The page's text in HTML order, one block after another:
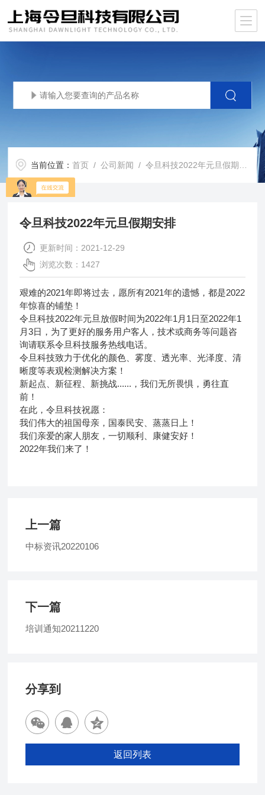
当前位置：首页 /公司新闻 / 令旦科技2022年元旦假期安排
令旦科技2022年元旦假期安排
更新时间：2021-12-29
浏览次数：1427
艰难的2021年即将过去，愿所有2021年的遗憾，都是2022
年惊喜的铺垫！
令旦科技2022年元旦放假时间为2022年1月1日至2022年1
月3日，为了更好的服务用户客人，技术或商务等问题咨
询请联系令旦科技服务热线电话。
令旦科技致力于优化的颜色、雾度、透光率、光泽度、清
晰度等表观检测解决方案！
新起点、新征程、新挑战......，我们无所畏惧，勇往直
前！
在此，令旦科技祝愿：
我们伟大的祖国母亲，国泰民安、蒸蒸日上！
我们亲爱的家人朋友，一切顺利、康健安好！
2022年我们来了！
上一篇
中标资讯20220106
下一篇
培训通知20211220
分享到
返回列表